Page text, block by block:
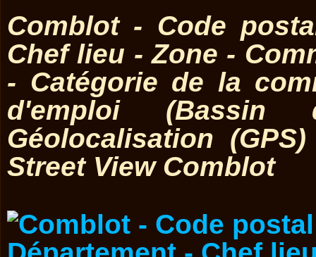
Comblot - Code
Chef lieu - Zone -
- Catégorie de la
d'emploi (Bassin
Géolocalisation
Street View Comblot